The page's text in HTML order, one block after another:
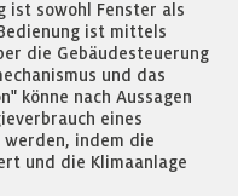
ist sowohl Fenster als
ist mittels
die Gebäudesteuerung
und das
könne nach Aussagen
eines
werden, indem die
und die Klimaanlage